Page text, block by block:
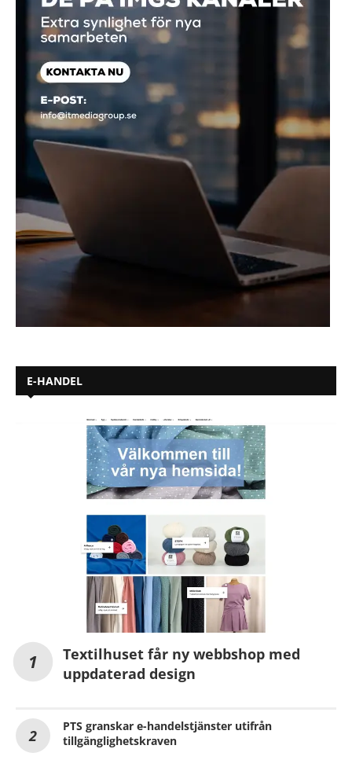
E-HANDEL
Textilhuset får ny webbshop med
uppdaterad design
PTS granskar e-handelstjänster utifrån
tillgänglighetskraven